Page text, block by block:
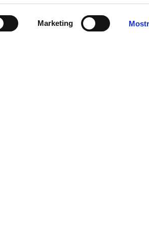
Marketing